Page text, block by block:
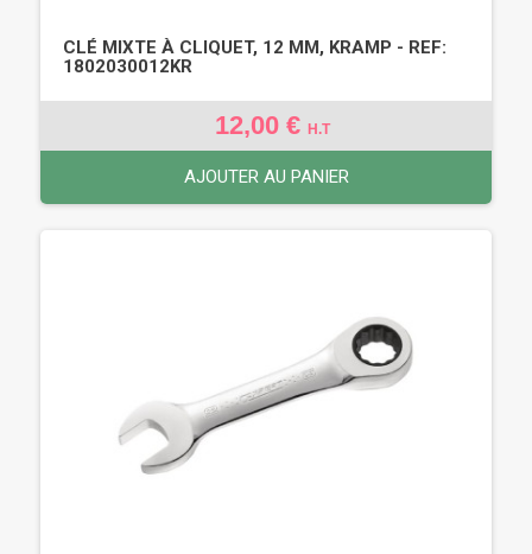
CLÉ MIXTE À CLIQUET, 12 MM, KRAMP - REF:
1802030012KR
12,00 € H.T
AJOUTER AU PANIER